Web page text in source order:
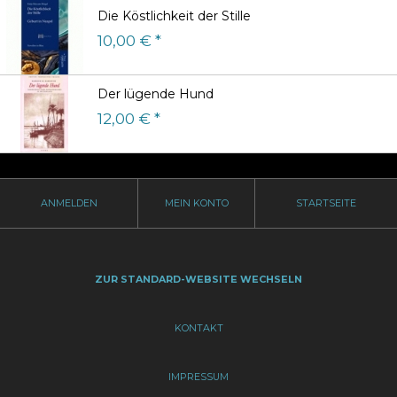
Die Köstlichkeit der Stille
10,00 € *
Der lügende Hund
12,00 € *
ANMELDEN MEIN KONTO STARTSEITE
ZUR STANDARD-WEBSITE WECHSELN
KONTAKT
IMPRESSUM